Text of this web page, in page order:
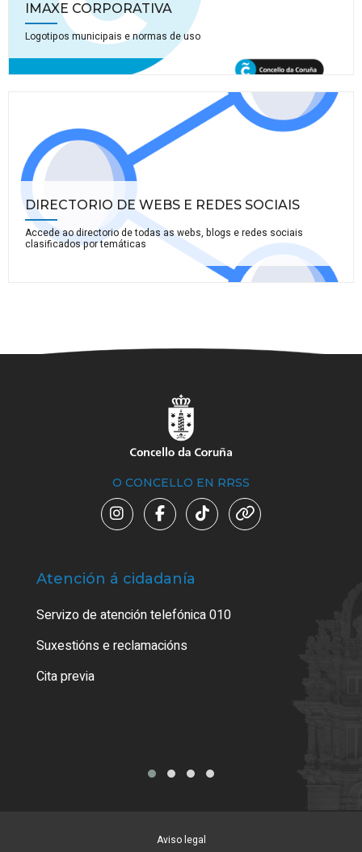
IMAXE CORPORATIVA
Logotipos municipais e normas de uso
DIRECTORIO DE WEBS E REDES SOCIAIS
Accede ao directorio de todas as webs, blogs e redes sociais
clasificados por temáticas
O CONCELLO EN RRSS
Atención á cidadanía
Servizo de atención telefónica 010
Suxestións e reclamacións
Cita previa
Aviso legal